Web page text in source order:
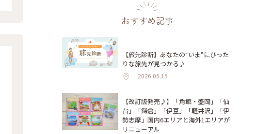
おすすめ記事
【旅先診断】あなたの“いま”にぴった
りな旅先が見つかる♪
2026.05.15
【改訂版発売♪】「角館・盛岡」「仙
台」「鎌倉」「伊豆」「軽井沢」「伊
勢志摩」国内6エリアと海外1エリアが
リニューアル